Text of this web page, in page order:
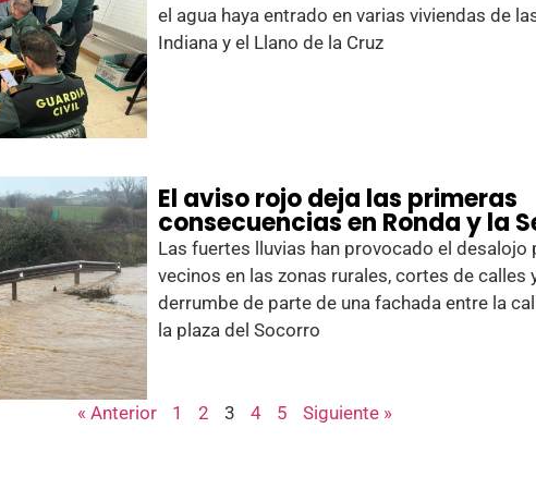
el agua haya entrado en varias viviendas de
Indiana y el Llano de la Cruz
El aviso rojo deja las primeras
consecuencias en Ronda y la
Las fuertes lluvias han provocado el desalojo
vecinos en las zonas rurales, cortes de calles
derrumbe de parte de una fachada entre la
la plaza del Socorro
« Anterior 1 2 3 4 5 Siguiente »